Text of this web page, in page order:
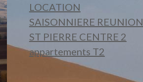
LOCATION
SAISONNIERE REUNION
ST PIERRE CENTRE 2
appartements T2